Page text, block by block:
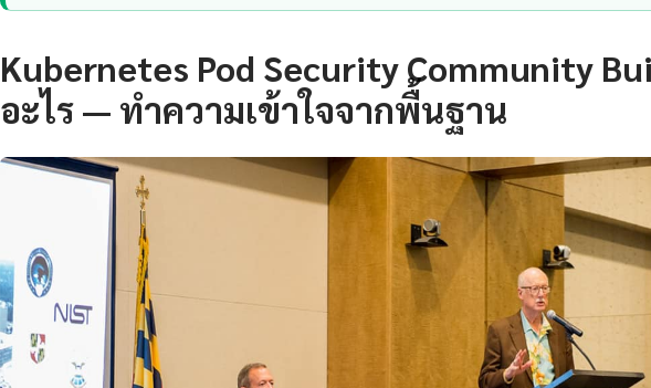
Kubernetes Pod Security Community
อะไร — ทำความเข้าใจจากพื้นฐาน